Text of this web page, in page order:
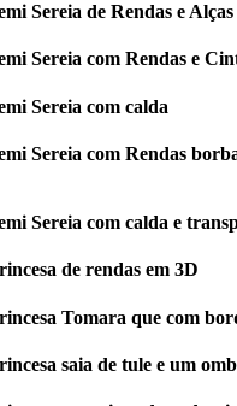
Sereia de Rendas e Alças
Sereia com Rendas e
Sereia com calda
Sereia com Rendas
Sereia com calda e
de rendas em 3D
Tomara que com
saia de tule e um